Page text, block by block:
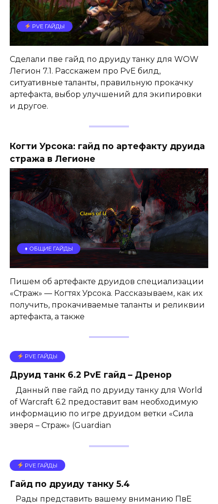
PVE ГАЙДЫ
Сделали пве гайд по друиду танку для WOW
Легион 7.1. Расскажем про PvE билд,
ситуативные таланты, правильную прокачку
артефакта, выбор улучшений для экипировки
и другое.
Когти Урсока: гайд по артефакту друида
стража в Легионе
♦️ ОБЩИЕ ГАЙДЫ
Пишем об артефакте друидов специализации
«Страж» — Когтях Урсока. Рассказываем, как их
получить, прокачиваемые таланты и реликвии
артефакта, а также
PVE ГАЙДЫ
Друид танк 6.2 PvE гайд – Дренор
Данный пве гайд по друиду танку для World
of Warcraft 6.2 предоставит вам необходимую
информацию по игре друидом ветки «Сила
зверя – Страж» (Guardian
PVE ГАЙДЫ
Гайд по друиду танку 5.4
Рады представить вашему вниманию ПвЕ